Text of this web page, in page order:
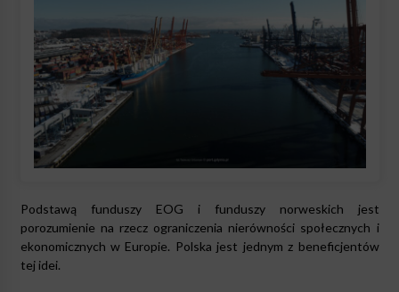
Podstawą funduszy EOG i funduszy norweskich jest
porozumienie na rzecz ograniczenia nierówności społecznych i
ekonomicznych w Europie. Polska jest jednym z beneficjentów
tej idei.